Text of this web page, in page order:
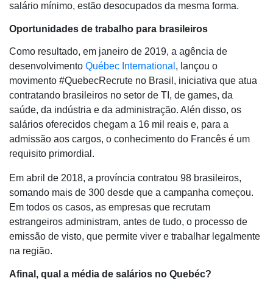
salário mínimo, estão desocupados da mesma forma.
Oportunidades de trabalho para brasileiros
Como resultado, em janeiro de 2019, a agência de
desenvolvimento Québec International , lançou o
movimento #QuebecRecrute no Brasil, iniciativa que atua
contratando brasileiros no setor de TI, de games, da
saúde, da indústria e da administração. Alén disso, os
salários oferecidos chegam a 16 mil reais e, para a
admissão aos cargos, o conhecimento do Francês é um
requisito primordial.
Em abril de 2018, a província contratou 98 brasileiros,
somando mais de 300 desde que a campanha começou.
Em todos os casos, as empresas que recrutam
estrangeiros administram, antes de tudo, o processo de
emissão de visto, que permite viver e trabalhar legalmente
na região.
Afinal, qual a média de salários no Quebéc?